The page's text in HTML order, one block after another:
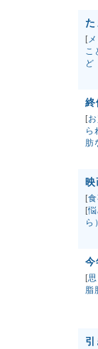
た
[
こ
ど
終
[
ら
肪
映
[
[
ら）
今
[
脂
引